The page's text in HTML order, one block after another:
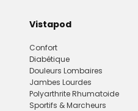
Vistapod
Confort
Diabétique
Douleurs Lombaires
Jambes Lourdes
Polyarthrite Rhumatoide
Sportifs & Marcheurs